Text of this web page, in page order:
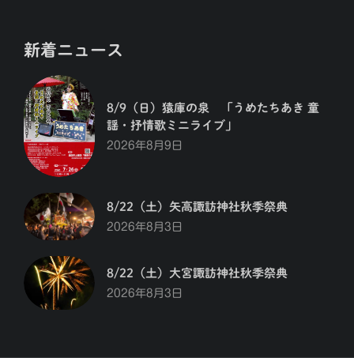
新着ニュース
8/9（日）猿庫の泉 「うめたちあき 童
謡・抒情歌ミニライブ」
2026年8月9日
8/22（土）矢高諏訪神社秋季祭典
2026年8月3日
8/22（土）大宮諏訪神社秋季祭典
2026年8月3日